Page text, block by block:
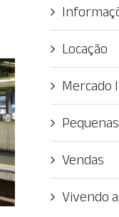
Locação
Mercado
Vendas
Vivendo